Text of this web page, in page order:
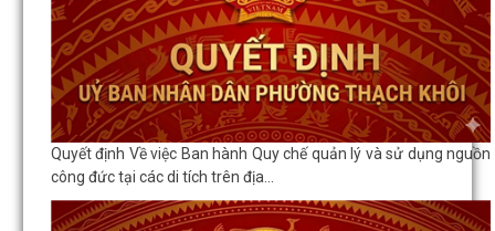
Quyết định Về việc Ban hành Quy chế quản lý và sử dụng nguồn
công đức tại các di tích trên địa...